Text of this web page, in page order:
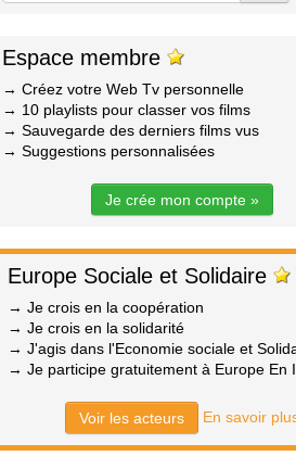
Espace membre
→ Créez votre Web Tv personnelle
→ 10 playlists pour classer vos films
→ Sauvegarde des derniers films vus
→ Suggestions personnalisées
Je crée mon compte »
Europe Sociale et Solidaire
→ Je crois en la coopération
→ Je crois en la solidarité
→ J'agis dans l'Economie sociale et
→ Je participe gratuitement à Europe En
Voir les acteurs En savoir